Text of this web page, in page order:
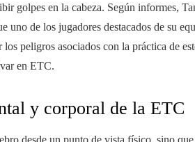
golpes en la cabeza. Según informes,
uno de los jugadores destacados de su
peligros asociados con la práctica de
en ETC.
y corporal de la ETC
desde un punto de vista físico, sino